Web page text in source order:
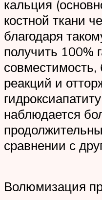
кальция
костной ткани
благодаря
получить 100%
совместимость,
реакций и
наблюдается
сравнении с
Волюмизация